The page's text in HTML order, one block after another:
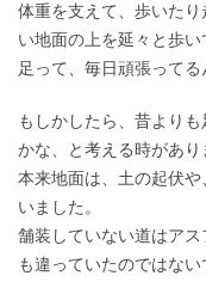
体重を支えて、歩いた
い地面の上を延々と歩
足って、毎日頑張って
もしかしたら、昔より
かな、と考える時があり
本来地面は、土の起伏
いました。
舗装していない道はア
も違っていたのではない